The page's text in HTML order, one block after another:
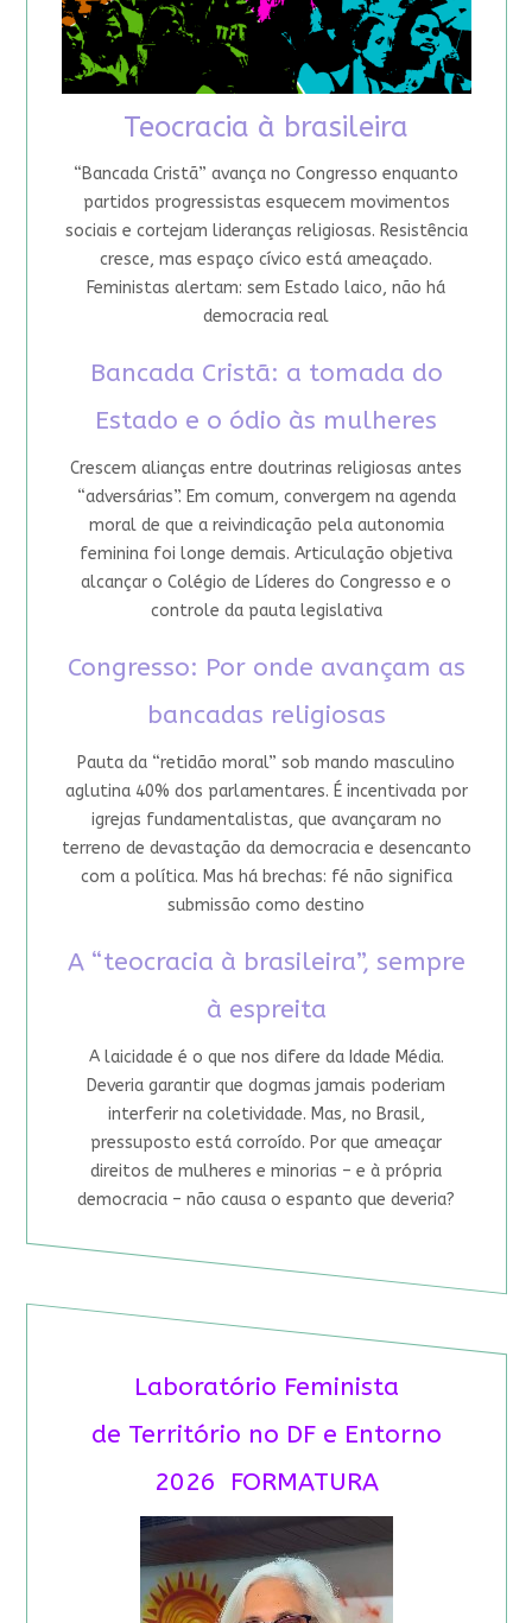
Teocracia à brasileira
“Bancada Cristã” avança no Congresso enquanto
partidos progressistas esquecem movimentos
sociais e cortejam lideranças religiosas. Resistência
cresce, mas espaço cívico está ameaçado.
Feministas alertam: sem Estado laico, não há
democracia real
Bancada Cristã: a tomada do
Estado e o ódio às mulheres
Crescem alianças entre doutrinas religiosas antes
“adversárias”. Em comum, convergem na agenda
moral de que a reivindicação pela autonomia
feminina foi longe demais. Articulação objetiva
alcançar o Colégio de Líderes do Congresso e o
controle da pauta legislativa
Congresso: Por onde avançam as
bancadas religiosas
Pauta da “retidão moral” sob mando masculino
aglutina 40% dos parlamentares. É incentivada por
igrejas fundamentalistas, que avançaram no
terreno de devastação da democracia e desencanto
com a política. Mas há brechas: fé não significa
submissão como destino
A “teocracia à brasileira”, sempre
à espreita
A laicidade é o que nos difere da Idade Média.
Deveria garantir que dogmas jamais poderiam
interferir na coletividade. Mas, no Brasil,
pressuposto está corroído. Por que ameaçar
direitos de mulheres e minorias – e à própria
democracia – não causa o espanto que deveria?
Laboratório Feminista
de Território no DF e Entorno
2026 FORMATURA